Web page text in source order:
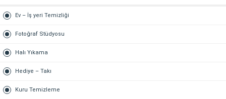
Ev – İş yeri Temizliği
Fotoğraf Stüdyosu
Halı Yıkama
Hediye – Takı
Kuru Temizleme